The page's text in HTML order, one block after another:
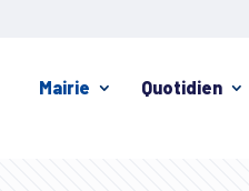
Mairie Quotidien